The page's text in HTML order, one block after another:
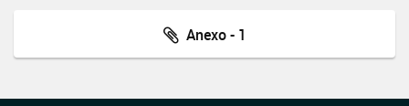
Anexo - 1